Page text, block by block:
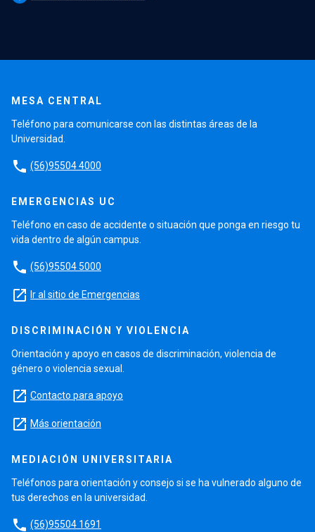
MESA CENTRAL
Teléfono para comunicarse con las distintas áreas de la
Universidad.
phone (56)95504 4000
EMERGENCIAS UC
Teléfono en caso de accidente o situación que ponga en riesgo tu
vida dentro de algún campus.
phone (56)95504 5000
launch Ir al sitio de Emergencias
DISCRIMINACIÓN Y VIOLENCIA
Orientación y apoyo en casos de discriminación, violencia de
género o violencia sexual.
launch Contacto para apoyo
launch Más orientación
MEDIACIÓN UNIVERSITARIA
Teléfonos para orientación y consejo si se ha vulnerado alguno de
tus derechos en la universidad.
phone (56)95504 1691